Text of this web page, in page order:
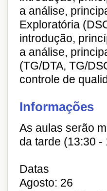
a análise,
Exploratória
introdução,
a análise,
(TG/DTA, TG/
controle de
Informações
As aulas serão
da tarde (13:30 -
Datas
Agosto: 26